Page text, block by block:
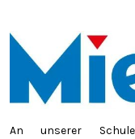
An unserer